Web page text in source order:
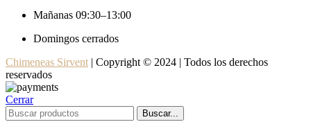
Mañanas 09:30–13:00
Domingos cerrados
Chimeneas Sirvent| Copyright © 2024 | Todos los derechos
reservados
Cerrar
Buscar...